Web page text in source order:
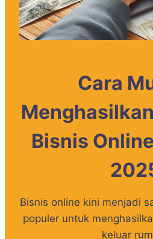
Cara
Bisnis
Bisnis online kini menjadi
populer untuk
keluar